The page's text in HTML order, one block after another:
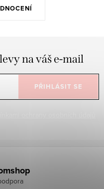
na váš e-mail
PŘIHLÁSIT SE